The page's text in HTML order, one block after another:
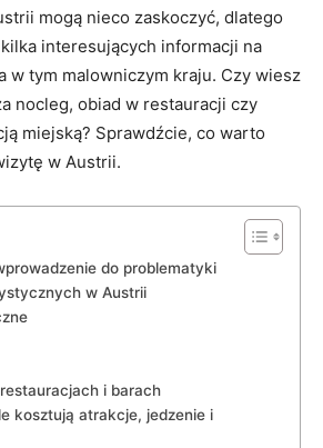
mogą nieco zaskoczyć, dlatego
interesujących informacji ⁣na
‌w ⁤tym malowniczym ⁢kraju. Czy wiesz
nocleg, obiad w restauracji czy
miejską? Sprawdźcie, co warto
⁤w ‌Austrii.
do problematyki
w Austrii
i ​barach
kosztują atrakcje, jedzenie⁤ i⁣